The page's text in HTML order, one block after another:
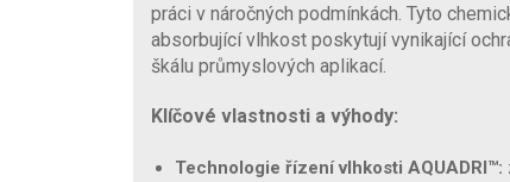
práci v náročných podmínkách. Tyto
absorbující vlhkost poskytují vynikající
škálu průmyslových aplikací.
Klíčové vlastnosti a výhody:
Technologie řízení vlhkosti AQUADRI™: